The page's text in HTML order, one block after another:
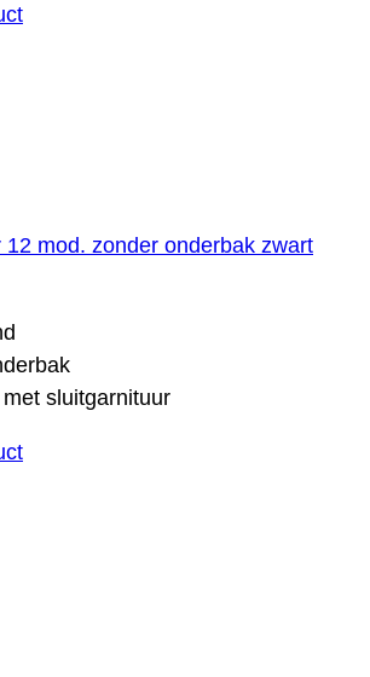
12 mod. zonder onderbak zwart
sluitgarnituur